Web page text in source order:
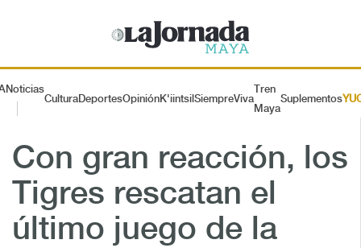
Noticias
CulturaDeportesOpiniónK'iintsil SiempreViva
Tren
Maya
Suplementos
Con gran reacción, los
Tigres rescatan el
último juego de la